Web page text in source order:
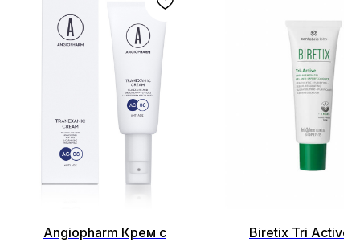
Angiopharm Крем с
Biretix Tri Active
ОСТАЛИСЬ ВОПРОСЫ?
НЕ НАШЛИ НУЖНЫЙ ТОВАР?
вскоре свяжемся с вами